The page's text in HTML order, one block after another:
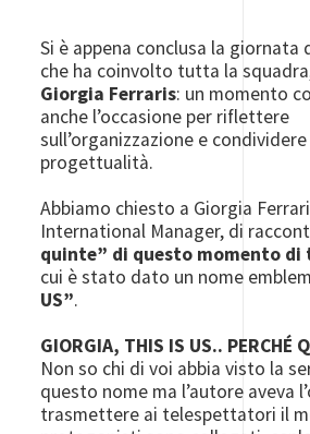
Si è appena conclusa la giornata
che ha coinvolto tutta la
Giorgia Ferraris: un momento
anche l’occasione per riflettere
sull’organizzazione e
progettualità.
Abbiamo chiesto a Giorgia
International Manager, di
quinte” di questo momento di
cui è stato dato un nome
US”.
GIORGIA, THIS IS US.. PERCHÉ
Non so chi di voi abbia visto la
questo nome ma l’autore aveva
trasmettere ai telespettatori il